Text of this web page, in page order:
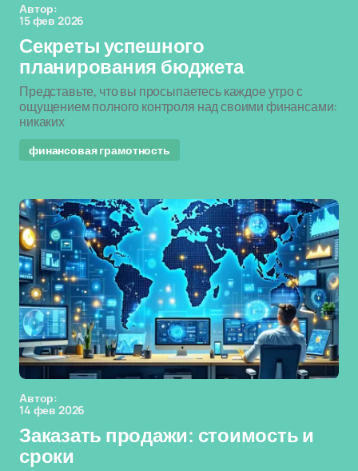
Автор:
15 фев 2026
Секреты успешного
планирования бюджета
Представьте, что вы просыпаетесь каждое утро с
ощущением полного контроля над своими финансами:
никаких
финансовая грамотность
Автор:
14 фев 2026
Заказать продажи: стоимость и
сроки